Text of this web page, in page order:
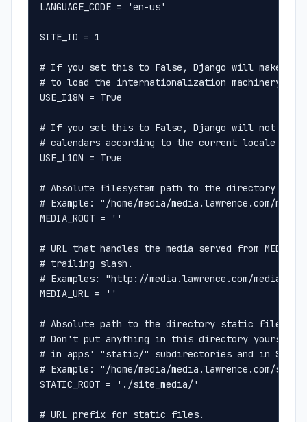
LANGUAGE_CODE = 'en-us'
SITE_ID = 1
# If you set this to False, Django will make
# to load the internationalization machinery.
USE_I18N = True
# If you set this to False, Django will not
# calendars according to the current locale
USE_L10N = True
# Absolute filesystem path to the directory
# Example: "/home/media/media.lawrence.com/
MEDIA_ROOT = ''
# URL that handles the media served from
# trailing slash.
# Examples: "http://media.lawrence.com/media/",
MEDIA_URL = ''
# Absolute path to the directory static files
# Don't put anything in this directory
# in apps' "static/" subdirectories and in
# Example: "/home/media/media.lawrence.com/
STATIC_ROOT = './site_media/'
# URL prefix for static files.